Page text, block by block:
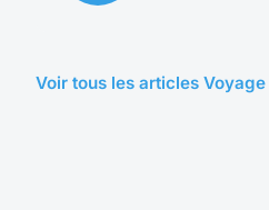
Voir tous les articles